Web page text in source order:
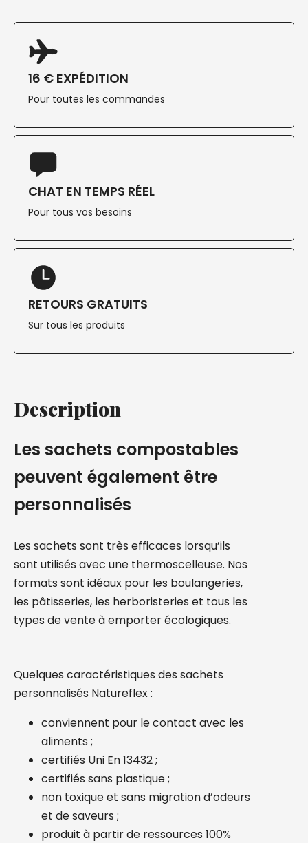
16 € EXPÉDITION
Pour toutes les commandes
CHAT EN TEMPS RÉEL
Pour tous vos besoins
RETOURS GRATUITS
Sur tous les produits
Description
Les sachets compostables
peuvent également être
personnalisés
Les sachets sont très efficaces lorsqu’ils
sont utilisés avec une thermoscelleuse. Nos
formats sont idéaux pour les boulangeries,
les pâtisseries, les herboristeries et tous les
types de vente à emporter écologiques.
Quelques caractéristiques des sachets
personnalisés Natureflex :
conviennent pour le contact avec les
aliments ;
certifiés Uni En 13432 ;
certifiés sans plastique ;
non toxique et sans migration d’odeurs
et de saveurs ;
produit à partir de ressources 100%